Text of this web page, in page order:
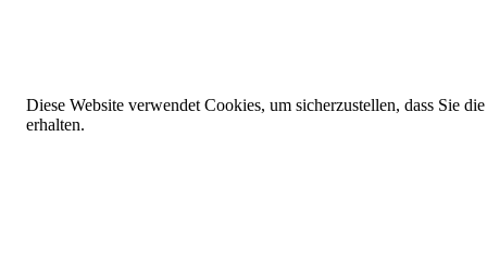
Diese Website verwendet Cookies, um sicherzustellen, dass Sie
erhalten.